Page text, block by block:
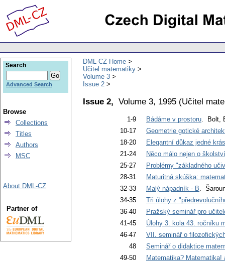
DML-CZ Home
Učitel matematiky
Volume 3
Issue 2
Issue 2, Volume 3, 1995 (Učitel
1-9 Bádáme v prostoru. Bolt,
10-17
Geometrie gotické
18-20
Elegantní důkaz jedné
21-24
Něco málo nejen o
25-27
Problémy "základného
28-31
Maturitná skúška:
32-33
Malý nápadník - B.
34-35
Tři úlohy z
36-40
Pražský seminář pro
41-45
Úlohy 3. kola 43. ročníku
46-47
VII. seminář o
48
Seminář o didaktice
49-50
Matematika?
Search
Advanced Search
Browse
Collections
Titles
Authors
MSC
About DML-CZ
Partner of